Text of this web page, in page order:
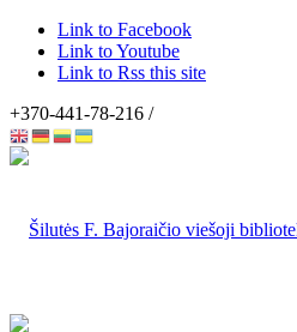
Link to Facebook
Link to Youtube
Link to Rss this site
+370-441-78-216 /